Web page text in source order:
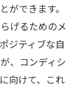
ができます。
げるためのメ
ジティブな自
、コンディシ
向けて、これ